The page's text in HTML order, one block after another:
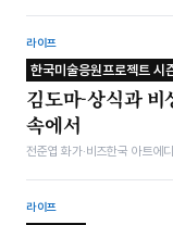
라이프
한국미술응원프로젝트 시
김도마-상식과 비
속에서
전준엽 화가·비즈한국 아트에
라이프